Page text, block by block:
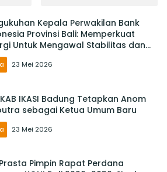
Kepala Perwakilan Bank
Provinsi Bali: Memperkuat
Untuk Mengawal Stabilitas dan
Pertumbuhan Ekonomi Bali
23 Mei 2026
IKASI Badung Tetapkan Anom
sebagai Ketua Umum Baru
23 Mei 2026
Pimpin Rapat Perdana